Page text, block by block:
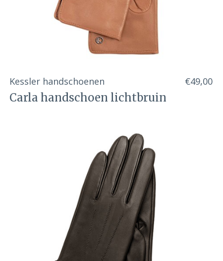
Kessler handschoenen
Carla handschoen lichtbruin
€49,00